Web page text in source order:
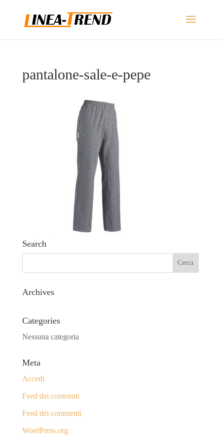
pantalone-sale-e-pepe
Search
Archives
Categories
Nessuna categoria
Meta
Accedi
Feed dei contenuti
Feed dei commenti
WordPress.org